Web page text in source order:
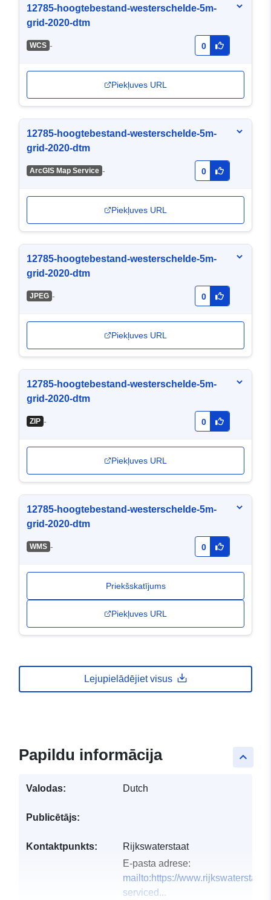
12785-hoogtebestand-westerschelde-5m-
grid-2020-dtm
WCS - 0
Piekļuves URL
12785-hoogtebestand-westerschelde-5m-
grid-2020-dtm
ArcGIS Map Service - 0
Piekļuves URL
12785-hoogtebestand-westerschelde-5m-
grid-2020-dtm
JPEG - 0
Piekļuves URL
12785-hoogtebestand-westerschelde-5m-
grid-2020-dtm
ZIP - 0
Piekļuves URL
12785-hoogtebestand-westerschelde-5m-
grid-2020-dtm
WMS - 0
Priekšskatījums
Piekļuves URL
Lejupielādējiet visus
keyboard_arrow_up
Papildu informācija
Valodas: Dutch
Publicētājs:
Kontaktpunkts:
Rijkswaterstaat
E-pasta adrese:
mailto:https://
serviced...